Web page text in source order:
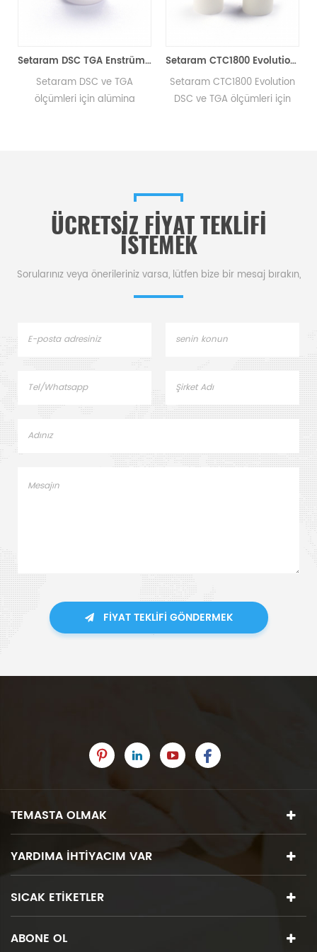
Setaram DSC TGA Enstrümanı için 30μl/50μl/95μl/100μl Alümina potaları (Numune tavaları)
Setaram DSC ve TGA
ölçümleri için alümina
Setaram CTC1800 Evolution için Alümina Seramik potalar D5*10mm (Numune tavaları)
Setaram CTC1800 Evolution
DSC ve TGA ölçümleri için
ÜCRETSIZ FIYAT TEKLIFI
ISTEMEK
Sorularınız veya önerileriniz varsa, lütfen bize bir mesaj bırakın,
FIYAT TEKLIFI GÖNDERMEK
TEMASTA OLMAK
YARDIMA IHTIYACIM VAR
SICAK ETIKETLER
ABONE OL